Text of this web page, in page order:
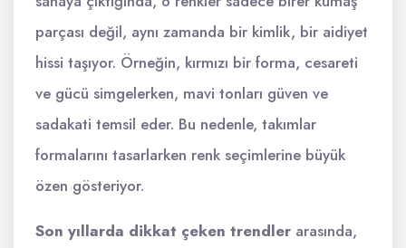
parçası değil, aynı zamanda bir kimlik, bir aidiyet
hissi taşıyor. Örneğin, kırmızı bir forma, cesareti
ve gücü simgelerken, mavi tonları güven ve
sadakati temsil eder. Bu nedenle, takımlar
formalarını tasarlarken renk seçimlerine büyük
özen gösteriyor.
Son yıllarda dikkat çeken trendler arasında,